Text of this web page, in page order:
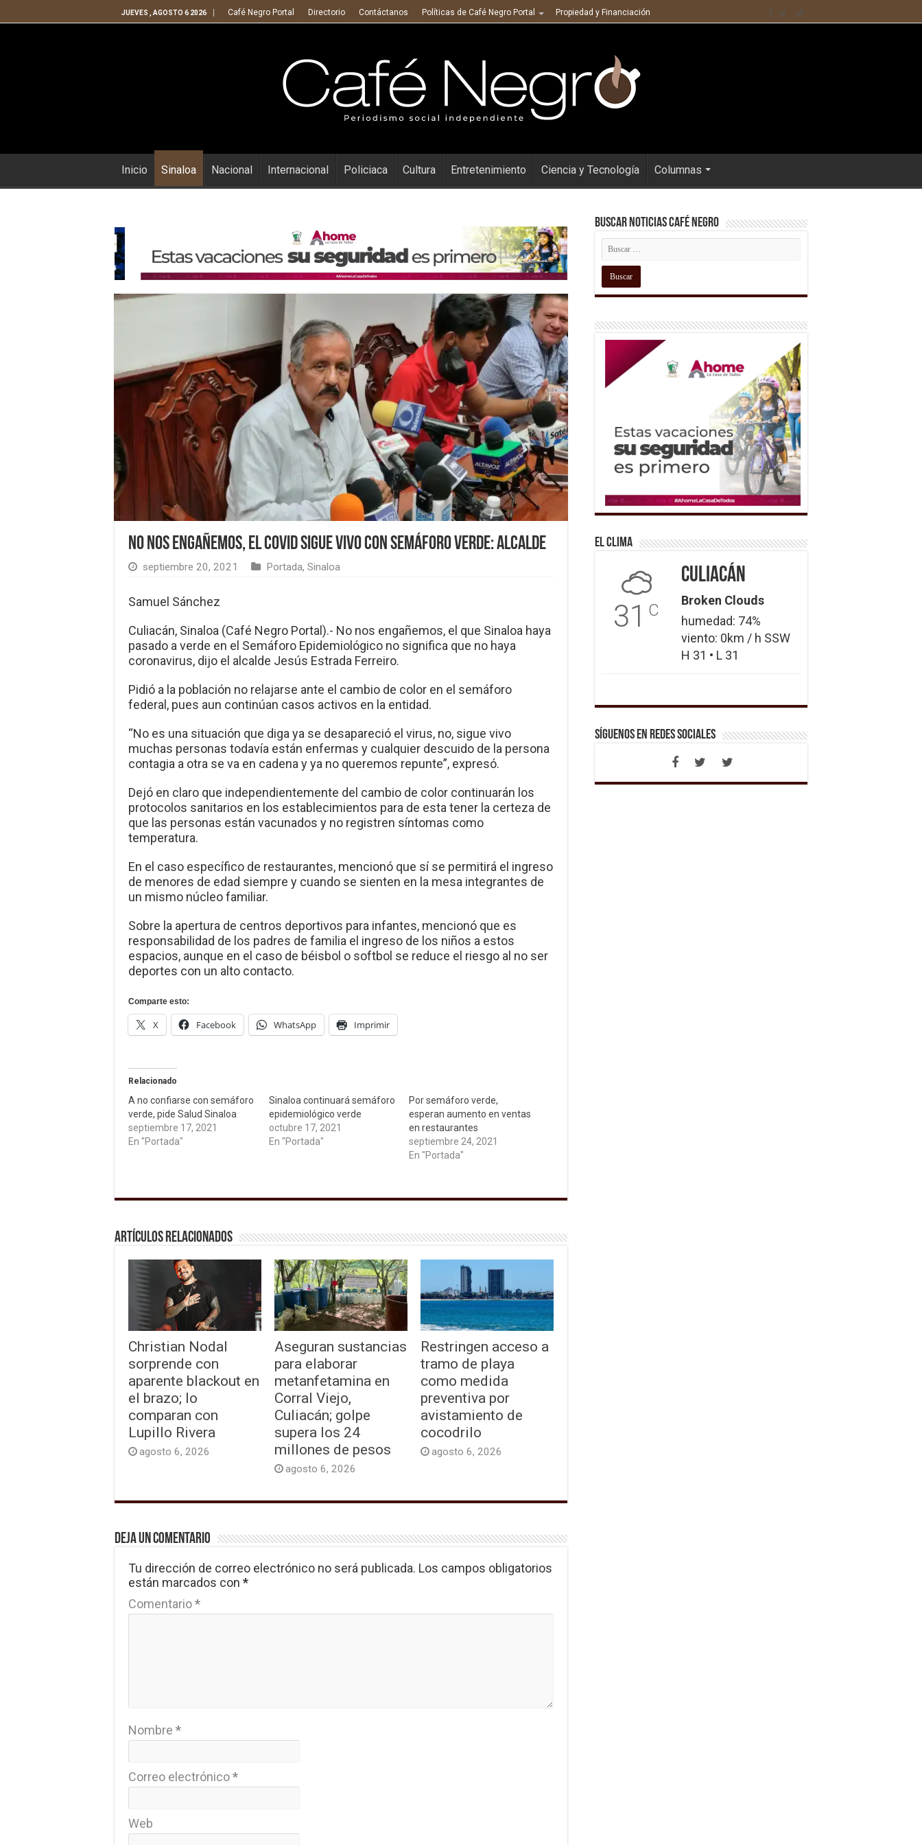
JUEVES , AGOSTO 6 2026 Café Negro Portal Directorio Contáctanos Políticas de Café Negro Portal Propiedad y Financiación
Inicio Sinaloa Nacional Internacional Policiaca Cultura Entretenimiento Ciencia y Tecnología Columnas
No nos engañemos, el Covid sigue vivo con semáforo verde: Alcalde
septiembre 20, 2021 Portada, Sinaloa
Samuel Sánchez
Culiacán, Sinaloa (Café Negro Portal).- No nos engañemos, el que Sinaloa haya
pasado a verde en el Semáforo Epidemiológico no significa que no haya
coronavirus, dijo el alcalde Jesús Estrada Ferreiro.
Pidió a la población no relajarse ante el cambio de color en el semáforo
federal, pues aun continúan casos activos en la entidad.
“No es una situación que diga ya se desapareció el virus, no, sigue vivo
muchas personas todavía están enfermas y cualquier descuido de la persona
contagia a otra se va en cadena y ya no queremos repunte”, expresó.
Dejó en claro que independientemente del cambio de color continuarán los
protocolos sanitarios en los establecimientos para de esta tener la certeza de
que las personas están vacunados y no registren síntomas como
temperatura.
En el caso específico de restaurantes, mencionó que sí se permitirá el ingreso
de menores de edad siempre y cuando se sienten en la mesa integrantes de
un mismo núcleo familiar.
Sobre la apertura de centros deportivos para infantes, mencionó que es
responsabilidad de los padres de familia el ingreso de los niños a estos
espacios, aunque en el caso de béisbol o softbol se reduce el riesgo al no ser
deportes con un alto contacto.
Comparte esto:
X Facebook WhatsApp Imprimir
Relacionado
A no confiarse con semáforo
verde, pide Salud Sinaloa
septiembre 17, 2021
En "Portada"
Sinaloa continuará semáforo
epidemiológico verde
octubre 17, 2021
En "Portada"
Por semáforo verde,
esperan aumento en ventas
en restaurantes
septiembre 24, 2021
En "Portada"
Artículos relacionados
Christian Nodal
sorprende con
aparente blackout en
el brazo; lo
comparan con
Lupillo Rivera
agosto 6, 2026
Aseguran sustancias
para elaborar
metanfetamina en
Corral Viejo,
Culiacán; golpe
supera los 24
millones de pesos
agosto 6, 2026
Restringen acceso a
tramo de playa
como medida
preventiva por
avistamiento de
cocodrilo
agosto 6, 2026
Deja un comentario
Tu dirección de correo electrónico no será publicada. Los campos obligatorios
están marcados con *
Comentario*
Nombre *
Correo electrónico*
Web
Buscar Noticias Café Negro
El Clima
31 C
Culiacán
Broken Clouds
humedad: 74%
viento: 0km / h SSW
H 31 • L 31
Síguenos en Redes Sociales